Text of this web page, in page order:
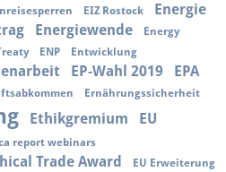
EIZ Rostock
Energie
Energiewende
Energy
ENP Entwicklung
EP-Wahl 2019 EPA
Ernährungssicherheit
Ethikgremium EU
report webinars
Trade Award
EU Erweiterung